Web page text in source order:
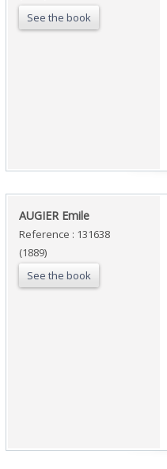
See the book
‎AUGIER Emile ‎
Reference : 131638
(1889)
See the book